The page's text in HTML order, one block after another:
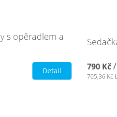
s opěradlem a
Detail 790 Kč
705,36 Kč